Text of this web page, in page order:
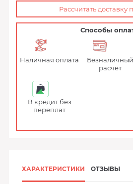
Рассчитать доставку
Способы
Наличная оплата
Безналичный
расчет
В кредит без
переплат
ХАРАКТЕРИСТИКИ ОТЗЫВЫ